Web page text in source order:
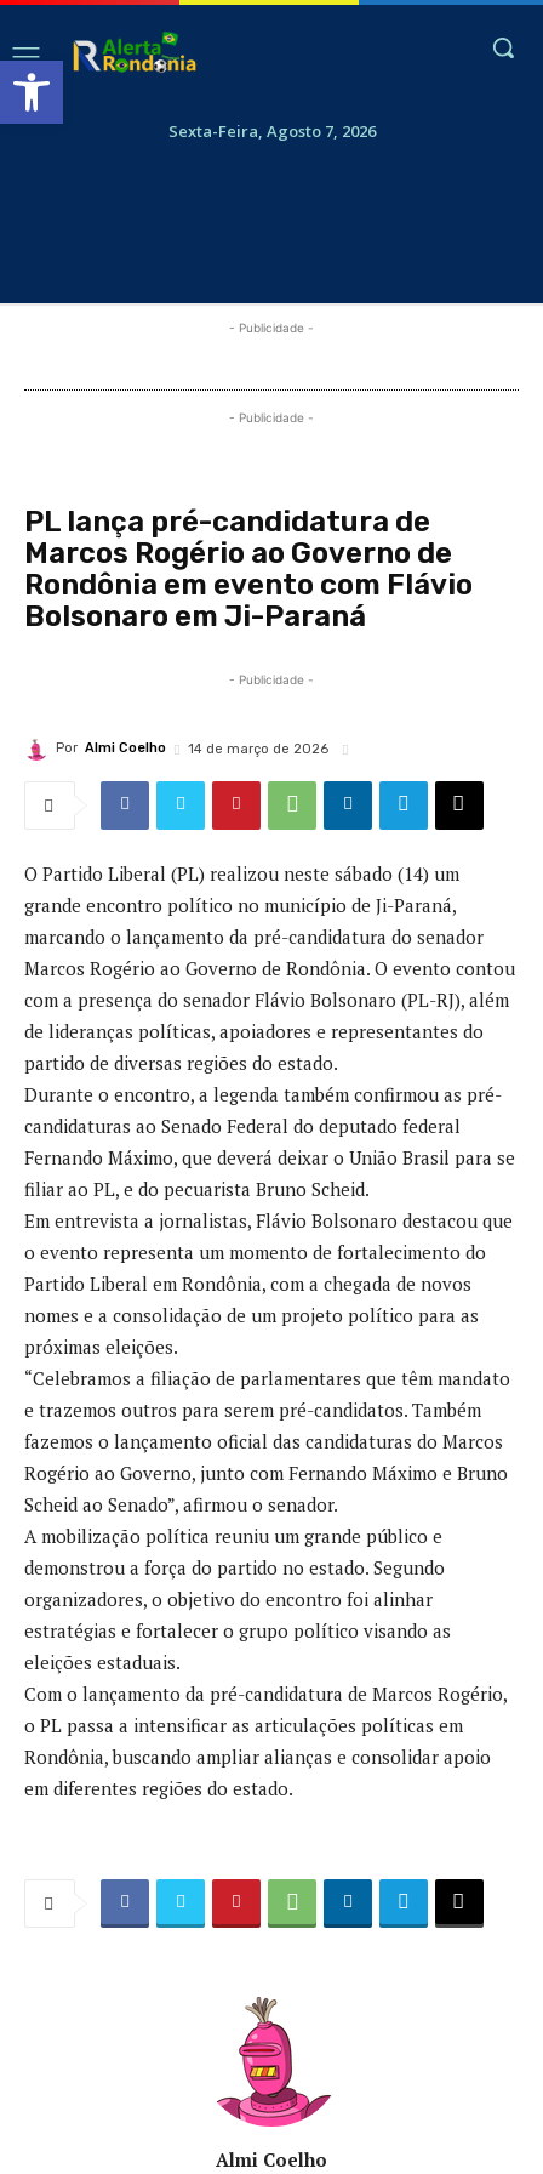
Abrir a barra de ferramentas
Sexta-Feira, Agosto 7, 2026
- Publicidade -
- Publicidade -
PL lança pré-candidatura de
Marcos Rogério ao Governo de
Rondônia em evento com Flávio
Bolsonaro em Ji-Paraná
- Publicidade -
Por Almi Coelho 14 de março de 2026
O Partido Liberal (PL) realizou neste sábado (14) um
grande encontro político no município de Ji-Paraná,
marcando o lançamento da pré-candidatura do senador
Marcos Rogério ao Governo de Rondônia. O evento contou
com a presença do senador Flávio Bolsonaro (PL-RJ), além
de lideranças políticas, apoiadores e representantes do
partido de diversas regiões do estado.
Durante o encontro, a legenda também confirmou as pré-
candidaturas ao Senado Federal do deputado federal
Fernando Máximo, que deverá deixar o União Brasil para se
filiar ao PL, e do pecuarista Bruno Scheid.
Em entrevista a jornalistas, Flávio Bolsonaro destacou que
o evento representa um momento de fortalecimento do
Partido Liberal em Rondônia, com a chegada de novos
nomes e a consolidação de um projeto político para as
próximas eleições.
“Celebramos a filiação de parlamentares que têm mandato
e trazemos outros para serem pré-candidatos. Também
fazemos o lançamento oficial das candidaturas do Marcos
Rogério ao Governo, junto com Fernando Máximo e Bruno
Scheid ao Senado”, afirmou o senador.
A mobilização política reuniu um grande público e
demonstrou a força do partido no estado. Segundo
organizadores, o objetivo do encontro foi alinhar
estratégias e fortalecer o grupo político visando as
eleições estaduais.
Com o lançamento da pré-candidatura de Marcos Rogério,
o PL passa a intensificar as articulações políticas em
Rondônia, buscando ampliar alianças e consolidar apoio
em diferentes regiões do estado.
Almi Coelho